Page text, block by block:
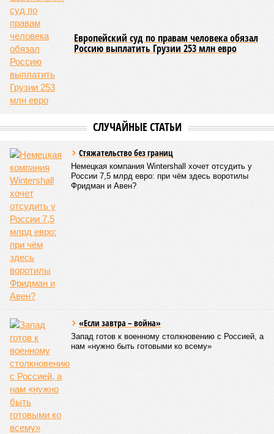
невообразимыми: наводнение погребло под собой
территорию в 180 тыс. квадратных километров, что равно
по площади Карелии, шести Курским или Калужским
областям, десятку Чуваший.
В общем, недаром события 1931-го находятся на первом
месте в списке самых смертоносных стихийных бедствий,
когда-либо происходивших на планете. Число
пострадавших в тот год достигло 53 млн человек, число
Впрочем, для Китая подобное не в новинку. Так, в сентябре
Хуанхэ и быстро залила почти весь Северный Китай, так
как местность там довольно низменная, и потоп просто не
встречал препятствий на своём пути, уничтожая деревни и
целые города. Водой залило 130 тыс. квадратных
километров (а это больше территорий Оренбургской или
Кировской областей), 2 млн человек остались без крова,
ещё столько же погибли в результате спровоцированной
катастрофой пандемии.
Третье место по кровожадности в рейтинге стихийных
бедствий занимает смертоносный циклон Бхола 1970 года,
ставший самым мощным среди себе подобных за всю
историю наблюдений. Он поразил территории современной
Бангладеш, тогда называвшейся Восточным Пакистаном, и
индийского штата Западная Бенгалия. Шторма унесли
жизни полумиллиона человек.
Кажется, стремящаяся сохранить свою чистоту природа
что-то знала о том, какие именно страны станут со
временем самыми «грязными» в плане производств, и
планомерно подтачивала их демографию. А как ещё
объяснить то, что в топ-10 природных катастроф почти все
места занимают бедствия, разразившиеся в Индии,